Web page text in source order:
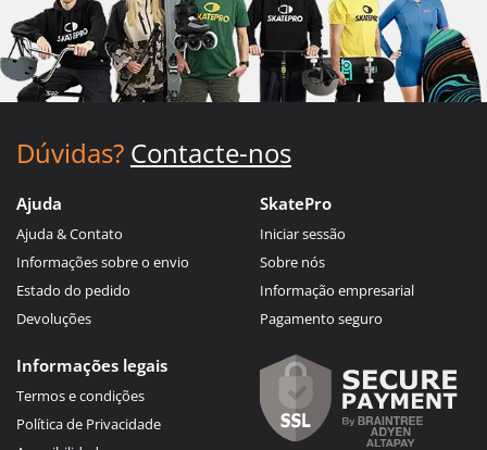
Dúvidas? Contacte-nos
Ajuda
Ajuda & Contato
Informações sobre o envio
Estado do pedido
Devoluções
SkatePro
Iniciar sessão
Sobre nós
Informação empresarial
Pagamento seguro
Informações legais
Termos e condições
Política de Privacidade